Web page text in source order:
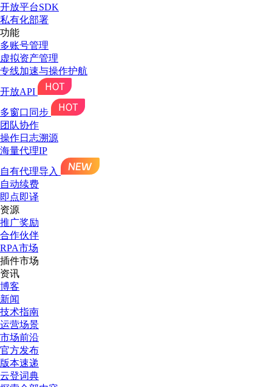
开放平台SDK
私有化部署
功能
多账号管理
虚拟资产管理
专线加速与操作护航
开放API
多窗口同步
团队协作
操作日志溯源
海量代理IP
自有代理导入
自动续费
即点即译
资源
推广奖励
合作伙伴
RPA市场
插件市场
资讯
博客
新闻
技术指南
运营场景
市场前沿
官方发布
版本速递
云登词典